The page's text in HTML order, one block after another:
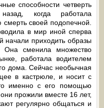
способности четверть
когда работала
своей подопечной.
в мир иной сперва
начали приходить образы
Она сменила множество
работала водителем
дома. Сейчас необычная
в кастрюле, и носит с
именно с его помощью
прожили вместе 16 лет,
регулярно общаться и